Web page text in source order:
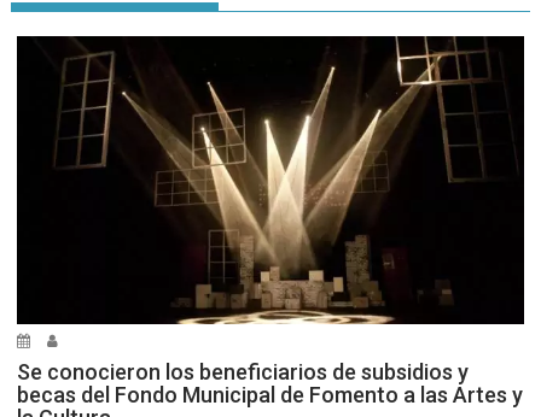
Se conocieron los beneficiarios de subsidios y
becas del Fondo Municipal de Fomento a las Artes y